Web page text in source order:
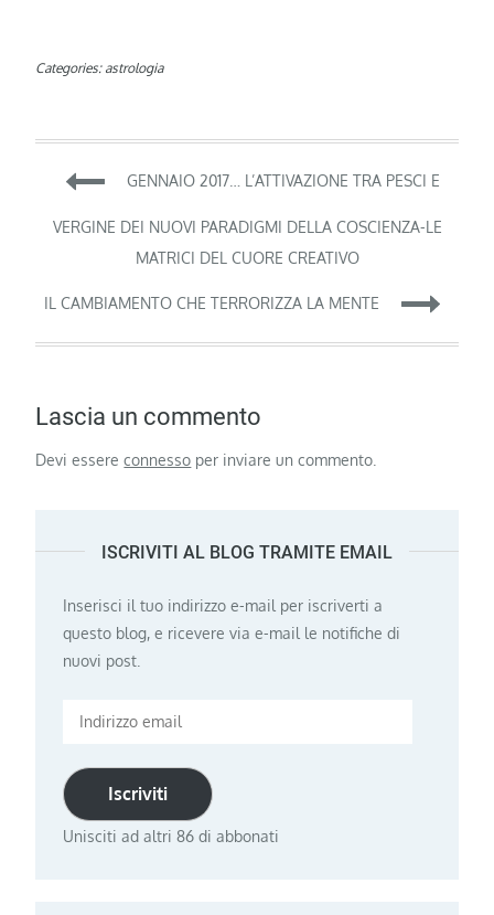
Categories: astrologia
Navigazione
articoli
GENNAIO 2017… L’ATTIVAZIONE TRA PESCI E
VERGINE DEI NUOVI PARADIGMI DELLA COSCIENZA-LE
MATRICI DEL CUORE CREATIVO
IL CAMBIAMENTO CHE TERRORIZZA LA MENTE
Lascia un commento
Devi essereconnesso per inviare un commento.
ISCRIVITI AL BLOG TRAMITE EMAIL
Inserisci il tuo indirizzo e-mail per iscriverti a
questo blog, e ricevere via e-mail le notifiche di
nuovi post.
Indirizzo
Iscriviti
Unisciti ad altri 86 di abbonati